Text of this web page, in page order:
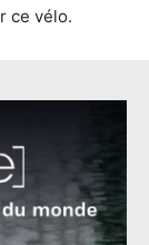
ce vélo.